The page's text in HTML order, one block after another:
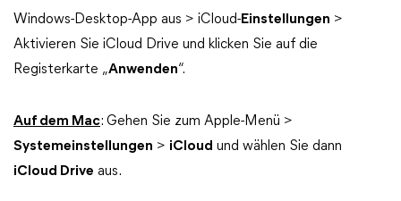
Windows-Desktop-App aus > iCloud-Einstellungen >
Aktivieren Sie iCloud Drive und klicken Sie auf die
Registerkarte „Anwenden“.
Auf dem Mac: Gehen Sie zum Apple-Menü >
Systemeinstellungen > iCloud und wählen Sie dann
iCloud Drive aus.